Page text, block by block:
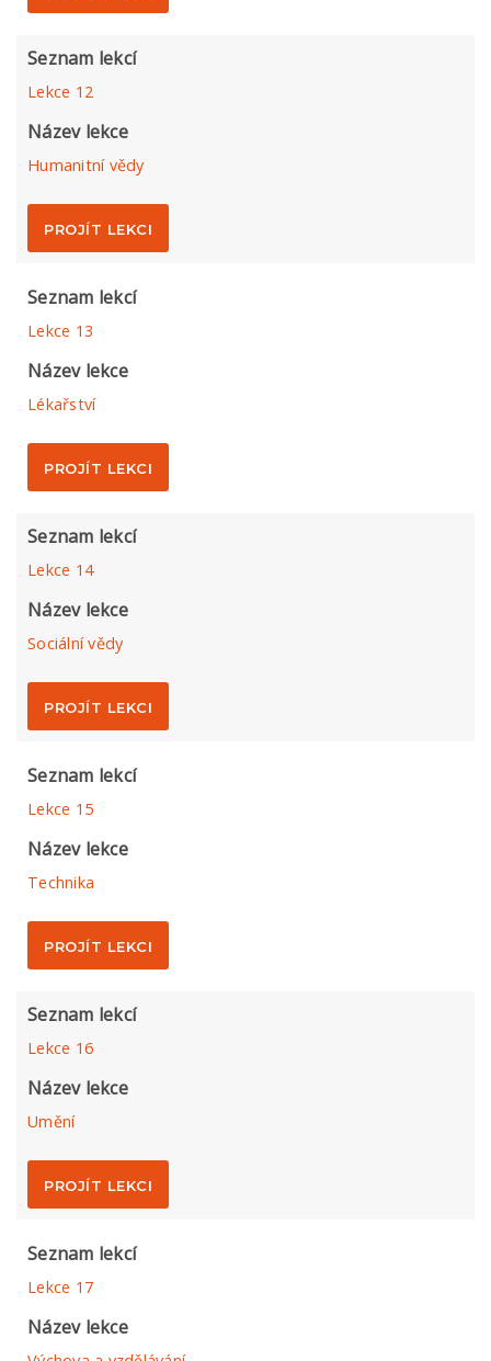
Seznam lekcí
Lekce 12
Název lekce
Humanitní vědy
PROJÍT LEKCI
Seznam lekcí
Lekce 13
Název lekce
Lékařství
PROJÍT LEKCI
Seznam lekcí
Lekce 14
Název lekce
Sociální vědy
PROJÍT LEKCI
Seznam lekcí
Lekce 15
Název lekce
Technika
PROJÍT LEKCI
Seznam lekcí
Lekce 16
Název lekce
Umění
PROJÍT LEKCI
Seznam lekcí
Lekce 17
Název lekce